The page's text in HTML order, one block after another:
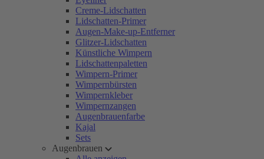
Creme-Lidschatten
Lidschatten-Primer
Augen-Make-up-Entferner
Glitzer-Lidschatten
Künstliche Wimpern
Lidschattenpaletten
Wimpern-Primer
Wimpernbürsten
Wimpernkleber
Wimpernzangen
Augenbrauenfarbe
Kajal
Sets
Augenbrauen